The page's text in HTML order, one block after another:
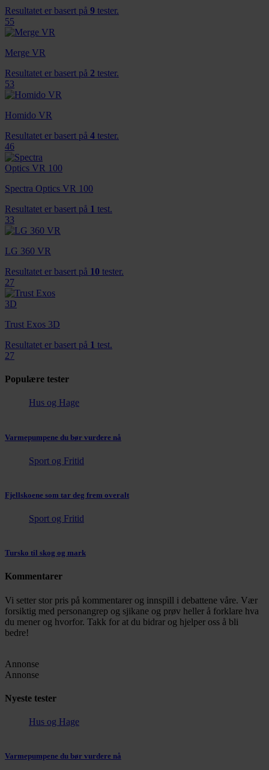
Resultatet er basert på 9 tester.
55
Merge VR
Resultatet er basert på 2 tester.
53
Homido VR
Resultatet er basert på 4 tester.
46
Spectra Optics VR 100
Resultatet er basert på 1 test.
33
LG 360 VR
Resultatet er basert på 10 tester.
27
Trust Exos 3D
Resultatet er basert på 1 test.
27
Populære tester
Hus og Hage
Varmepumpene du bør vurdere nå
Sport og Fritid
Fjellskoene som tar deg frem overalt
Sport og Fritid
Tursko til skog og mark
Kommentarer
Vi setter stor pris på kommentarer og innspill i debattene våre. Vær
forsiktig med personangrep og sjikane og prøv heller å forklare hva
du mener og hvorfor. Takk for at du bidrar og hjelper oss å bli
bedre!
Annonse
Annonse
Nyeste tester
Hus og Hage
Varmepumpene du bør vurdere nå